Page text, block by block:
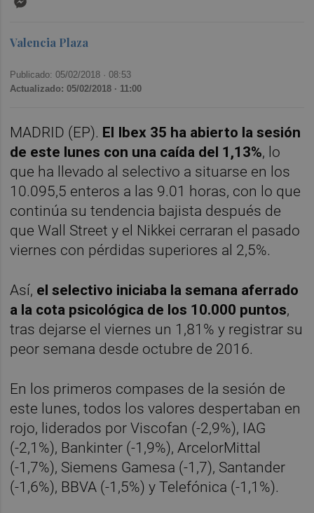
Valencia Plaza
Publicado: 05/02/2018 ·08:53
Actualizado: 05/02/2018 · 11:00
MADRID (EP). El Ibex 35 ha abierto la sesión
de este lunes con una caída del 1,13%, lo
que ha llevado al selectivo a situarse en los
10.095,5 enteros a las 9.01 horas, con lo que
continúa su tendencia bajista después de
que Wall Street y el Nikkei cerraran el pasado
viernes con pérdidas superiores al 2,5%.
Así, el selectivo iniciaba la semana aferrado
a la cota psicológica de los 10.000 puntos,
tras dejarse el viernes un 1,81% y registrar su
peor semana desde octubre de 2016.
En los primeros compases de la sesión de
este lunes, todos los valores despertaban en
rojo, liderados por Viscofan (-2,9%), IAG
(-2,1%), Bankinter (-1,9%), ArcelorMittal
(-1,7%), Siemens Gamesa (-1,7), Santander
(-1,6%), BBVA (-1,5%) y Telefónica (-1,1%).